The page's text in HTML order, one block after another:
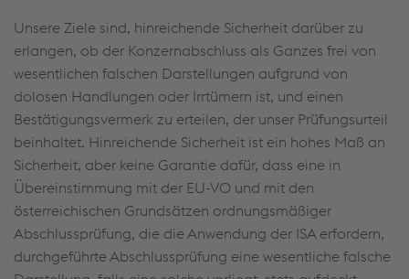
Unsere Ziele sind, hinreichende Sicherheit darüber zu
erlangen, ob der Konzernabschluss als Ganzes frei von
wesentlichen falschen Darstellungen aufgrund von
dolosen Handlungen oder Irrtümern ist, und einen
Bestätigungsvermerk zu erteilen, der unser Prüfungsurteil
beinhaltet. Hinreichende Sicherheit ist ein hohes Maß an
Sicherheit, aber keine Garantie dafür, dass eine in
Übereinstimmung mit der EU-VO und mit den
österreichischen Grundsätzen ordnungsmäßiger
Abschlussprüfung, die die Anwendung der ISA erfordern,
durchgeführte Abschlussprüfung eine wesentliche falsche